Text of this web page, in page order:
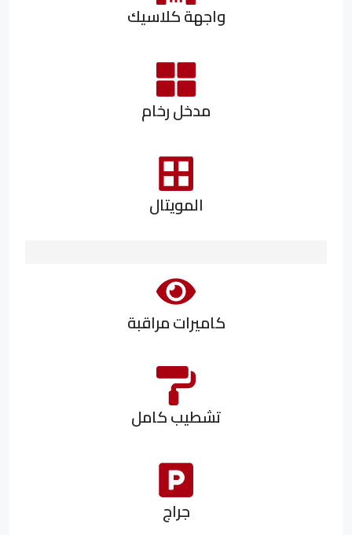
واجهة كلاسيك
مدخل رخام
المويتال
كاميرات مراقبة
تشطيب كامل
جراج